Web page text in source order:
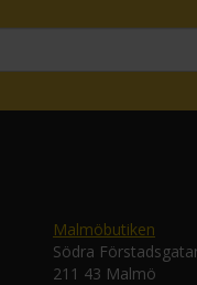
Malmöbutiken
Södra
211 43 Malmö